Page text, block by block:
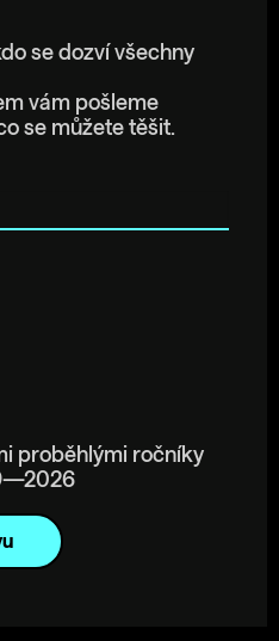
se dozví všechny
vám pošleme
se můžete těšit.
proběhlými ročníky